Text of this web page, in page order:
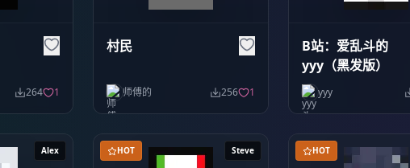
264 1
村民
师傅的 256 1
B站：爱乱斗的
yyy（黑发版）
yyy
Alex Steve
HOT HOT